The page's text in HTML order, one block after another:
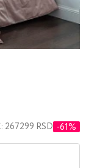
267299 RSD -61%